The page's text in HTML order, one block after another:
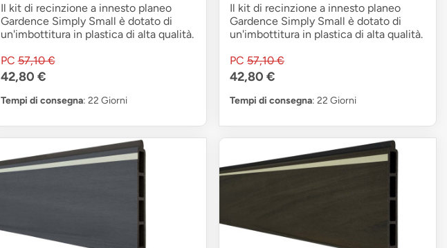
Il kit di recinzione a innesto planeo
Gardence Simply Small è dotato di
un'imbottitura in plastica di alta qualità.
PC 57,10 €
42,80 €
Tempi di consegna: 22 Giorni
Il kit di recinzione a innesto planeo
Gardence Simply Small è dotato di
un'imbottitura in plastica di alta qualità.
PC 57,10 €
42,80 €
Tempi di consegna: 22 Giorni